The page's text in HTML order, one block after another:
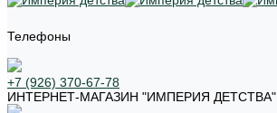
Телефоны
+7 (926) 370-67-78
ИНТЕРНЕТ-МАГАЗИН "ИМПЕРИЯ ДЕТСТВА"